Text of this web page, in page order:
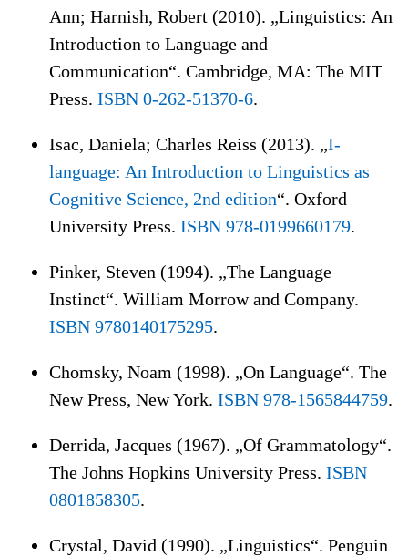
Ann; Harnish, Robert (2010). „Linguistics: An
Introduction to Language and
Communication“. Cambridge, MA: The MIT
Press. ISBN 0-262-51370-6.
Isac, Daniela; Charles Reiss (2013). „I-
language: An Introduction to Linguistics as
Cognitive Science, 2nd edition“. Oxford
University Press. ISBN 978-0199660179.
Pinker, Steven (1994). „The Language
Instinct“. William Morrow and Company.
ISBN 9780140175295.
Chomsky, Noam (1998). „On Language“. The
New Press, New York. ISBN 978-1565844759.
Derrida, Jacques (1967). „Of Grammatology“.
The Johns Hopkins University Press. ISBN
0801858305.
Crystal, David (1990). „Linguistics“. Penguin